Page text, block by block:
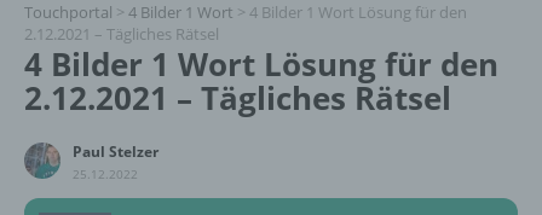
Touchportal > 4 Bilder 1 Wort > 4 Bilder 1 Wort Lösung für den
2.12.2021 – Tägliches Rätsel
4 Bilder 1 Wort Lösung für den
2.12.2021 – Tägliches Rätsel
Paul Stelzer
25.12.2022